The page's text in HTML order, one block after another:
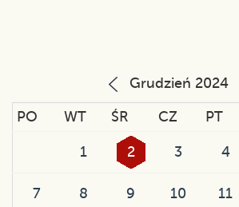
Grudzień 2024
PO WT ŚR CZ PT
1 2 3 4
7 8 9 10 11